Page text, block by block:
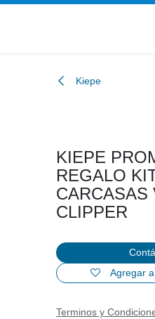
Ir al contenido
Kiepe
KIEPE
REGALO
CARCASAS
CLIPPER
Agregar
Terminos y